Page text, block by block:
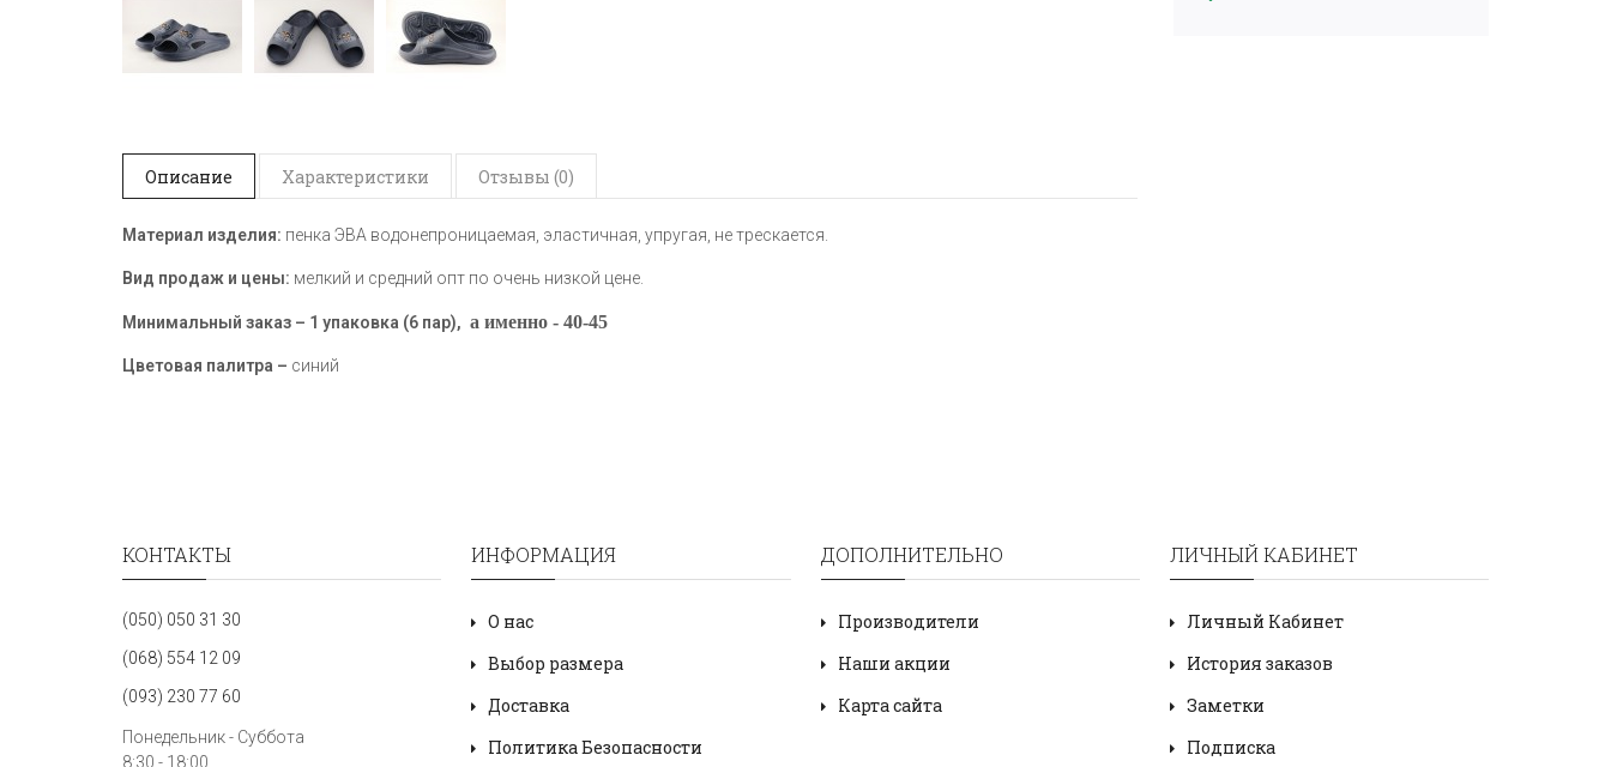
Описание Характеристики Отзывы (0)
Материал изделия: пенка ЭВА водонепроницаемая, эластичная, упругая, не трескается.
Вид продаж и цены: мелкий и средний опт по очень низкой цене.
Минимальный заказ – 1 упаковка (6 пар), а именно - 40-45
Цветовая палитра – синий
КОНТАКТЫ
(050) 050 31 30
(068) 554 12 09
(093) 230 77 60
Понедельник - Суббота
8:30 - 18:00
ИНФОРМАЦИЯ
О нас
Выбор размера
Доставка
Политика Безопасности
ДОПОЛНИТЕЛЬНО
Производители
Наши акции
Карта сайта
ЛИЧНЫЙ КАБИНЕТ
Личный Кабинет
История заказов
Заметки
Подписка